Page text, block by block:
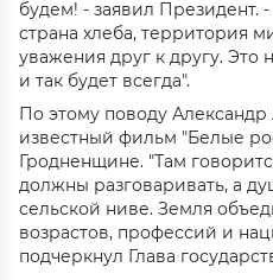
будем! - заявил Президент.
страна хлеба, территория
уважения друг к другу.
и так будет всегда".
По этому поводу
известный фильм "Белые
Гродненщине. "Там
должны разговаривать, а
сельской ниве. Земля
возрастов, профессий и
подчеркнул Глава